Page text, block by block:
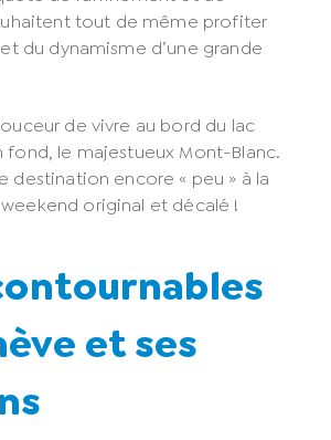
tout de même profiter
du dynamisme d’une grande
de vivre au bord du lac
fond, le majestueux Mont-Blanc.
destination encore « peu » à la
original et décalé !
et ses